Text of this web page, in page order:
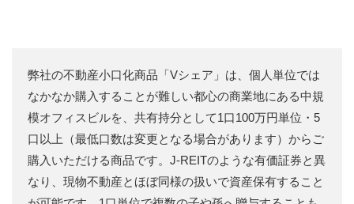
弊社の不動産小口化商品「Vシェア」は、個人単位では
なかなか購入することが難しい都心の商業地にある中規
模オフィスビルを、共有持分として1口100万円単位・5
口以上（最低口数は変更となる場合があります）からご
購入いただける商品です。J-REITのような有価証券と異
なり、現物不動産とほぼ同様の扱いで資産保有すること